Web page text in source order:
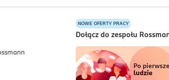
NOWE OFERTY PRACY
Dołącz do zespołu